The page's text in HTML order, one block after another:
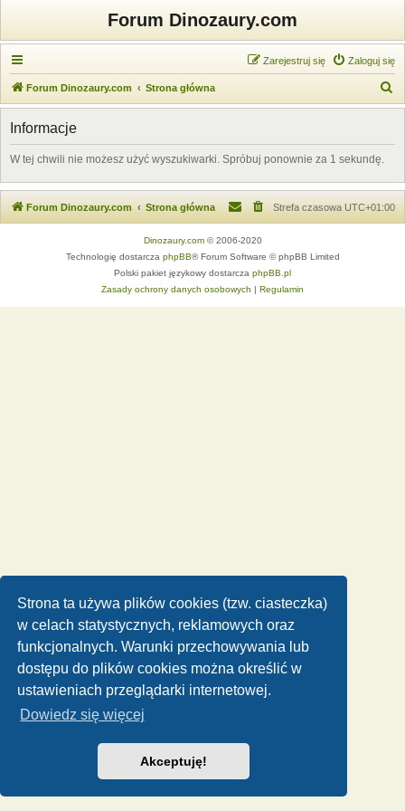
Strona ta używa plików cookies (tzw. ciasteczka)
w celach statystycznych, reklamowych oraz
funkcjonalnych. Warunki przechowywania lub
dostępu do plików cookies można określić w
ustawieniach przeglądarki internetowej.
Dowiedz się więcej
Akceptuję!
Forum Dinozaury.com
Zaloguj się
Zarejestruj się
Forum Dinozaury.com Strona główna
z
Informacje
W tej chwili nie możesz użyć wyszukiwarki. Spróbuj ponownie za 1 sekundę.
Forum Dinozaury.com Strona główna Strefa czasowa UTC+01:00
Dinozaury.com© 2006-2020
Technologię dostarcza phpBB® Forum Software © phpBB Limited
Polski pakiet językowy dostarcza phpBB.pl
Zasady ochrony danych osobowych | Regulamin